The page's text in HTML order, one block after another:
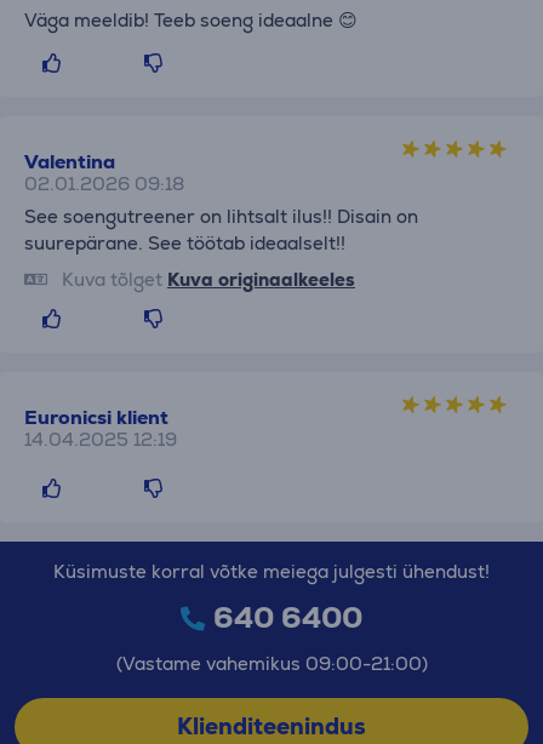
Väga meeldib! Teeb soeng ideaalne 😊
Valentina
02.01.2026 09:18
See soengutreener on lihtsalt ilus!! Disain on
suurepärane. See töötab ideaalselt!!
Kuva tõlget Kuva originaalkeeles
Euronicsi klient
14.04.2025 12:19
Küsimuste korral võtke meiega julgesti ühendust!
640 6400
(Vastame vahemikus 09:00-21:00)
Klienditeenindus